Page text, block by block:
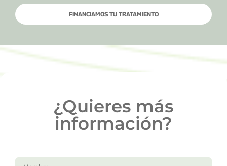
FINANCIAMOS TU TRATAMIENTO
¿Quieres más
información?